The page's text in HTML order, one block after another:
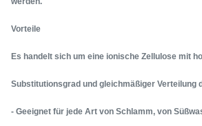
Vorteile
Es handelt sich um eine ionische Zellulose mit
Substitutionsgrad und gleichmäßiger Verteilung
- Geeignet für jede Art von Schlamm, von